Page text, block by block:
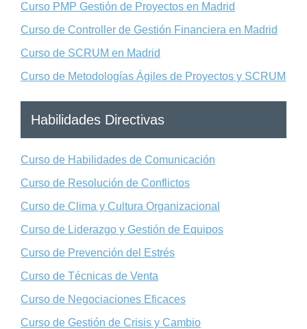
Curso PMP Gestión de Proyectos en Madrid
Curso de Controller de Gestión Financiera en Madrid
Curso de SCRUM en Madrid
Curso de Metodologías Ágiles de Proyectos y SCRUM
Habilidades Directivas
Curso de Habilidades de Comunicación
Curso de Resolución de Conflictos
Curso de Clima y Cultura Organizacional
Curso de Liderazgo y Gestión de Equipos
Curso de Prevención del Estrés
Curso de Técnicas de Venta
Curso de Negociaciones Eficaces
Curso de Gestión de Crisis y Cambio